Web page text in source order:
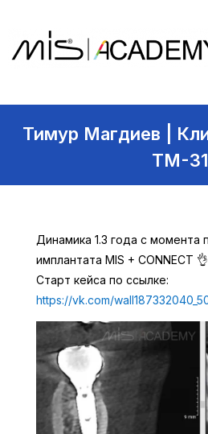
Тимур Магдиев |
TM-31
Динамика 1.3 года с момента
имплантата MIS + CONNECT 👌
Старт кейса по ссылке:
https://vk.com/